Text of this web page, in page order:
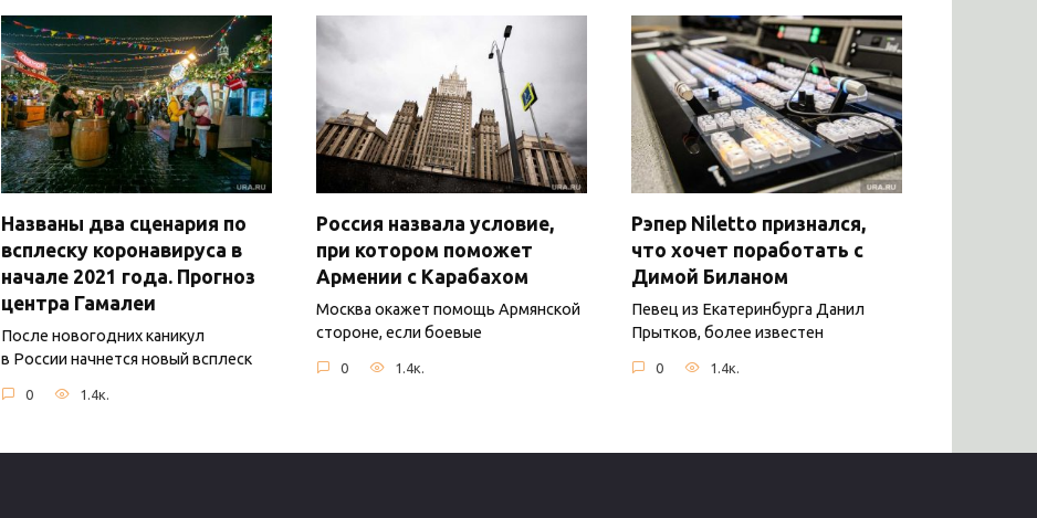
Названы два сценария по
всплеску коронавируса в
начале 2021 года. Прогноз
центра Гамалеи
После новогодних каникул
в России начнется новый всплеск
0 1.4к.
Россия назвала условие,
при котором поможет
Армении с Карабахом
Москва окажет помощь Армянской
стороне, если боевые
0 1.4к.
Рэпер Niletto признался,
что хочет поработать с
Димой Биланом
Певец из Екатеринбурга Данил
Прытков, более известен
0 1.4к.